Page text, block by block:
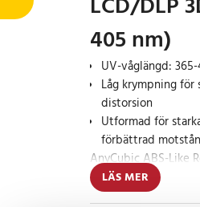
405 nm)
UV-våglängd:
Låg krympning för
distorsion
Utformad för
förbättrad
AnyCubic ABS-Like
för LCD- och DLP
av hållbara delar
LÄS MER